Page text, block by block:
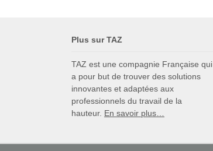
Plus sur TAZ
TAZ est une compagnie Française qui
a pour but de trouver des solutions
innovantes et adaptées aux
professionnels du travail de la
hauteur. En savoir plus…